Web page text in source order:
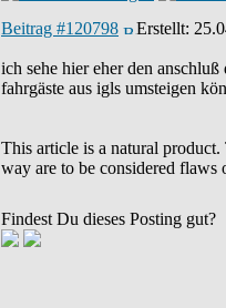
Beitrag #120798 Erstellt:
ich sehe hier eher den
fahrgäste aus igls umsteigen
This article is a natural
way are to be considered flaws
Findest Du dieses Posting gut?